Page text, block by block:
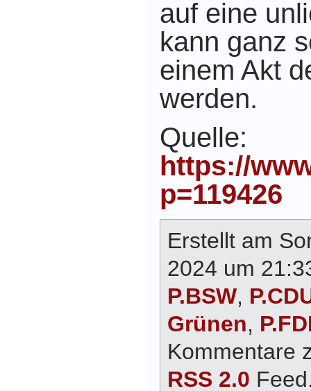
auf eine
kann ganz
einem Akt
werden.
Quelle:
https://
p=119426
Erstellt am
2024 um
P.BSW,
Grünen,
Kommentare
RSS 2.0